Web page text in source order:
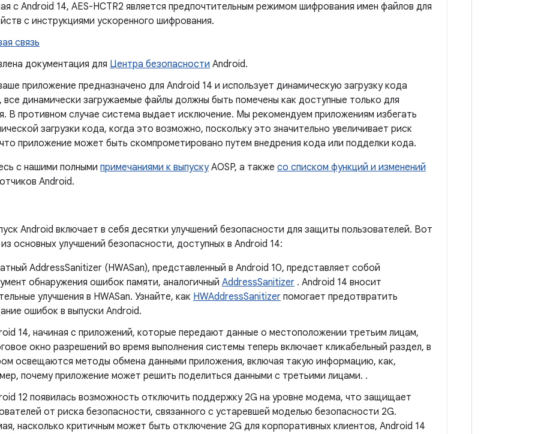
с Android 14, AES-HCTR2 является предпочтительным режимом шифрования имен файлов для
с инструкциями ускоренного шифрования.
связь
​​документация для Центра безопасности Android.
приложение предназначено для Android 14 и использует динамическую загрузку кода
все динамически загружаемые файлы должны быть помечены как доступные только для
В противном случае система выдает исключение. Мы рекомендуем приложениям избегать
загрузки кода, когда это возможно, поскольку это значительно увеличивает риск
приложение может быть скомпрометировано путем внедрения кода или подделки кода.
с нашими полными примечаниями к выпускуAOSP, а также со списком функций и изменений
Android.
Android включает в себя десятки улучшений безопасности для защиты пользователей. Вот
основных улучшений безопасности, доступных в Android 14:
AddressSanitizer (HWASan), представленный в Android 10, представляет собой
обнаружения ошибок памяти, аналогичный AddressSanitizer . Android 14 вносит
улучшения в HWASan. Узнайте, как HWAddressSanitizer помогает предотвратить
ошибок в выпуски Android.
14, начиная с приложений, которые передают данные о местоположении третьим лицам,
окно разрешений во время выполнения системы теперь включает кликабельный раздел, в
освещаются методы обмена данными приложения, включая такую ​​информацию, как,
почему приложение может решить поделиться данными с третьими лицами. .
12 появилась возможность отключить поддержку 2G на уровне модема, что защищает
от риска безопасности, связанного с устаревшей моделью безопасности 2G.
насколько критичным может быть отключение 2G для корпоративных клиентов, Android 14